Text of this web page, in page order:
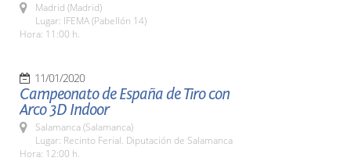
Madrid (Madrid)
Lugar: IFEMA (Pabellón 14)
Hora: 11:00 h.
11/01/2020
Campeonato de España de Tiro con
Arco 3D Indoor
Salamanca (Salamanca)
Lugar: Recinto Ferial. Diputación de Salamanca
Hora: 12:00 h.